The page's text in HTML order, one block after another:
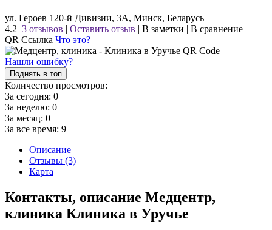
ул. Героев 120-й Дивизии, 3А, Минск, Беларусь
4.2 3 отзывов | Оставить отзыв | В заметки | В сравнение
QR Ссылка Что это?
Нашли ошибку?
Поднять в топ
Количество просмотров:
За сегодня: 0
За неделю: 0
За месяц: 0
За все время: 9
Описание
Отзывы (3)
Карта
Контакты, описание Медцентр,
клиника Клиника в Уручье